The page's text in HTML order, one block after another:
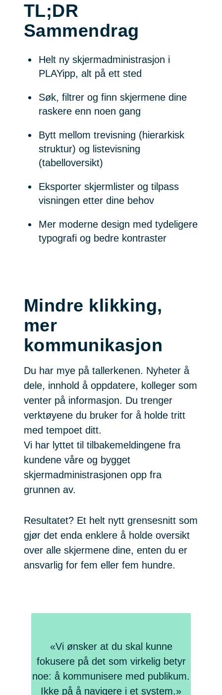
TL;DR
Sammendrag
Helt ny skjermadministrasjon i
PLAYipp, alt på ett sted
Søk, filtrer og finn skjermene dine
raskere enn noen gang
Bytt mellom trevisning (hierarkisk
struktur) og listevisning
(tabelloversikt)
Eksporter skjermlister og tilpass
visningen etter dine behov
Mer moderne design med tydeligere
typografi og bedre kontraster
Mindre klikking,
mer
kommunikasjon
Du har mye på tallerkenen. Nyheter å
dele, innhold å oppdatere, kolleger som
venter på informasjon. Du trenger
verktøyene du bruker for å holde tritt
med tempoet ditt.
Vi har lyttet til tilbakemeldingene fra
kundene våre og bygget
skjermadministrasjonen opp fra
grunnen av.
Resultatet? Et helt nytt grensesnitt som
gjør det enda enklere å holde oversikt
over alle skjermene dine, enten du er
ansvarlig for fem eller fem hundre.
«Vi ønsker at du skal kunne
fokusere på det som virkelig betyr
noe: å kommunisere med publikum.
Ikke på å navigere i et system.»